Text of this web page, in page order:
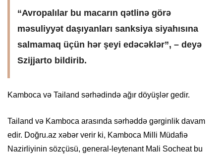
“Avropalılar bu macarın qətlinə görə
məsuliyyət daşıyanları sanksiya siyahısına
salmamaq üçün hər şeyi edəcəklər”, – deyə
Szijjarto bildirib.
Kamboca və Tailand sərhədində ağır döyüşlər gedir.
Tailand və Kamboca arasında sərhəddə gərginlik davam
edir. Doğru.az xəbər verir ki, Kamboca Milli Müdafiə
Nazirliyinin sözçüsü, general-leytenant Mali Socheat bu